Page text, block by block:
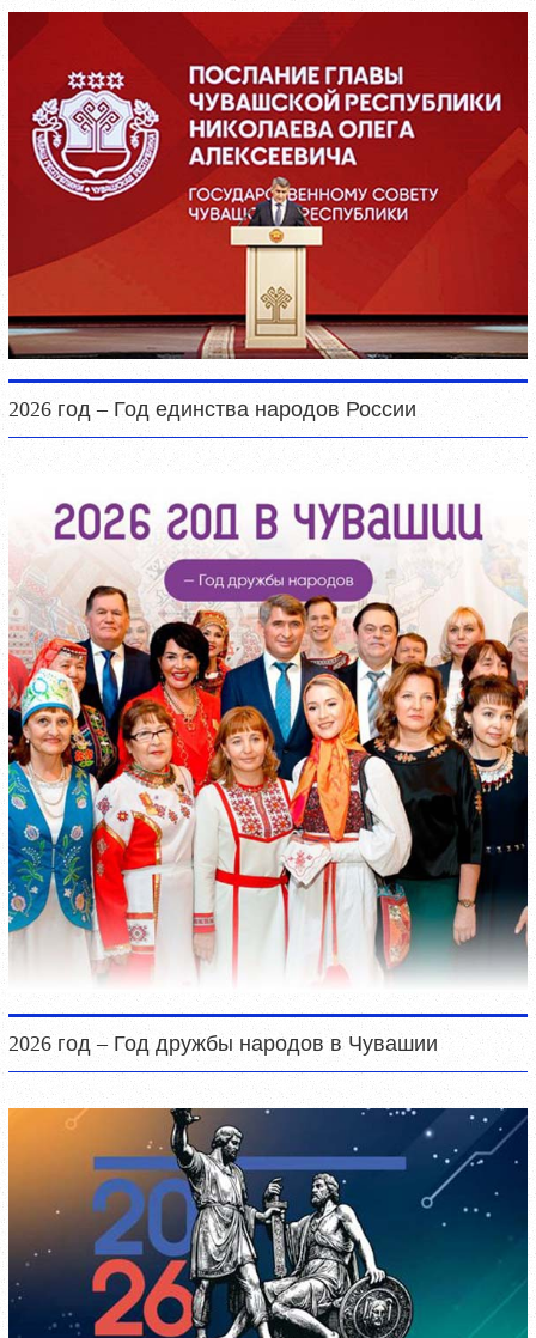
2026 год – Год единства народов России
2026 год – Год дружбы народов в Чувашии